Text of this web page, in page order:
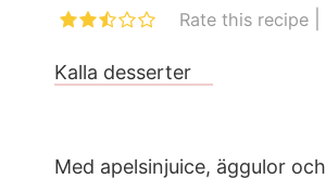
Rate this recipe
Kalla desserter
Med apelsinjuice, äggulor och